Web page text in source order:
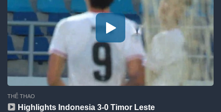
THỂ THAO
Highlights Indonesia 3-0 Timor Leste